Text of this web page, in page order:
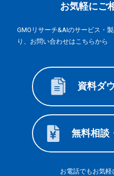
お気軽にご
GMOリサーチ&AIのサービス・
り、お問い合わせはこちらから
資料ダ
無料相談
お電話でもお気